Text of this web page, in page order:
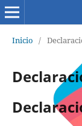
Inicio /